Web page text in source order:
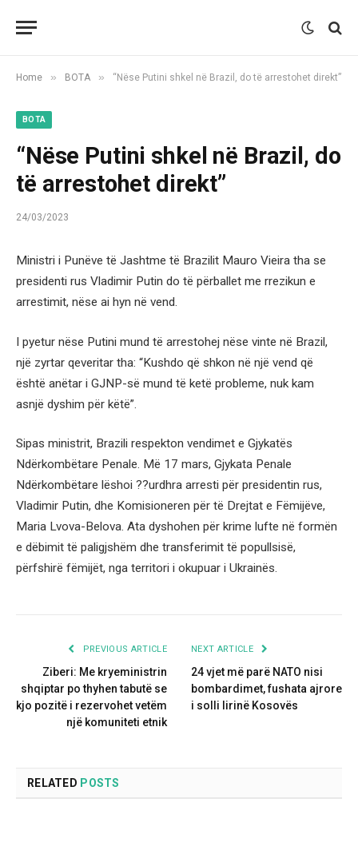
Home » BOTA » “Nëse Putini shkel në Brazil, do të arrestohet direkt”
BOTA
“Nëse Putini shkel në Brazil, do
të arrestohet direkt”
24/03/2023
Ministri i Punëve të Jashtme të Brazilit Mauro Vieira tha se
presidenti rus Vladimir Putin do të përballet me rrezikun e
arrestimit, nëse ai hyn në vend.
I pyetur nëse Putini mund të arrestohej nëse vinte në Brazil,
një zyrtar qeveritar tha: “Kushdo që shkon në një vend që
është anëtar i GJNP-së mund të ketë probleme, nuk kam
asnjë dyshim për këtë”.
Sipas ministrit, Brazili respekton vendimet e Gjykatës
Ndërkombëtare Penale. Më 17 mars, Gjykata Penale
Ndërkombëtare lëshoi ??urdhra arresti për presidentin rus,
Vladimir Putin, dhe Komisioneren për të Drejtat e Fëmijëve,
Maria Lvova-Belova. Ata dyshohen për krime lufte në formën
e dëbimit të paligjshëm dhe transferimit të popullsisë,
përfshirë fëmijët, nga territori i okupuar i Ukrainës.
PREVIOUS ARTICLE
Ziberi: Me kryeministrin
shqiptar po thyhen tabutë se
kjo pozitë i rezervohet vetëm
një komuniteti etnik
NEXT ARTICLE
24 vjet më parë NATO nisi
bombardimet, fushata ajrore
i solli lirinë Kosovës
RELATED POSTS